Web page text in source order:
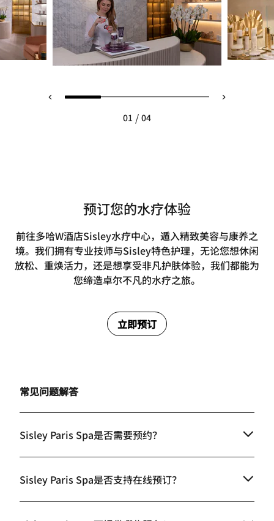
01 / 04
预订您的水疗体验
前往多哈W酒店Sisley水疗中心，遁入精致美容与康养之
境。我们拥有专业技师与Sisley特色护理，无论您想休闲
放松、重焕活力，还是想享受非凡护肤体验，我们都能为
您缔造卓尔不凡的水疗之旅。
立即预订
常见问题解答
Sisley Paris Spa是否需要预约？
Sisley Paris Spa是否支持在线预订？